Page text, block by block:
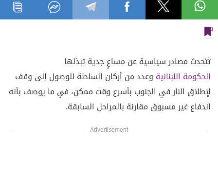
تتحدث مصادر سياسية عن مساعٍ جدية تبذلها
الحكومة اللبنانية وعدد من أركان السلطة للوصول إلى وقف
لإطلاق النار في الجنوب بأسرع وقت ممكن، في ما يوصف بأنه
اندفاع غير مسبوق مقارنة بالمراحل السابقة.
Advertisement